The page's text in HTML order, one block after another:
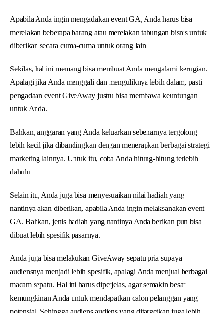
Apabila Anda ingin mengadakan event GA, Anda harus bisa
merelakan beberapa barang atau merelakan tabungan bisnis untuk
diberikan secara cuma-cuma untuk orang lain.
Sekilas, hal ini memang bisa membuat Anda mengalami kerugian.
Apalagi jika Anda menggali dan menguliknya lebih dalam, pasti
pengadaan event GiveAway justru bisa membawa keuntungan
untuk Anda.
Bahkan, anggaran yang Anda keluarkan sebenarnya tergolong
lebih kecil jika dibandingkan dengan menerapkan berbagai strategi
marketing lainnya. Untuk itu, coba Anda hitung-hitung terlebih
dahulu.
Selain itu, Anda juga bisa menyesuaikan nilai hadiah yang
nantinya akan diberikan, apabila Anda ingin melaksanakan event
GA. Bahkan, jenis hadiah yang nantinya Anda berikan pun bisa
dibuat lebih spesifik pasarnya.
Anda juga bisa melakukan GiveAway sepatu pria supaya
audiensnya menjadi lebih spesifik, apalagi Anda menjual berbagai
macam sepatu. Hal ini harus diperjelas, agar semakin besar
kemungkinan Anda untuk mendapatkan calon pelanggan yang
potensial. Sehingga audiens audiens yang ditargetkan juga lebih